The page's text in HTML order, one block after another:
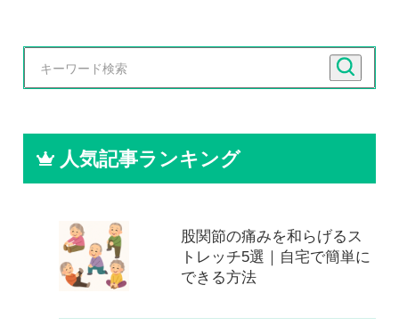
人気記事ランキング
股関節の痛みを和らげるス
トレッチ5選｜自宅で簡単に
できる方法